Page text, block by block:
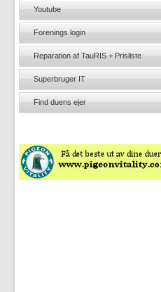
Youtube
Forenings login
Reparation af TauRIS + Prisliste
Superbruger IT
Find duens ejer